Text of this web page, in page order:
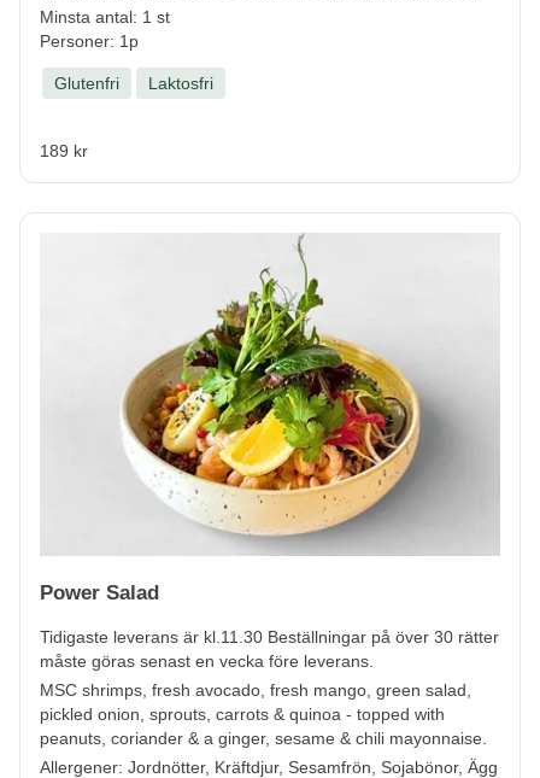
Minsta antal: 1 st
Personer: 1p
Glutenfri Laktosfri
189 kr
Power Salad
Tidigaste leverans är kl.11.30 Beställningar på över 30 rätter
måste göras senast en vecka före leverans.
MSC shrimps, fresh avocado, fresh mango, green salad,
pickled onion, sprouts, carrots & quinoa - topped with
peanuts, coriander & a ginger, sesame & chili mayonnaise.
Allergener: Jordnötter, Kräftdjur, Sesamfrön, Sojabönor, Ägg